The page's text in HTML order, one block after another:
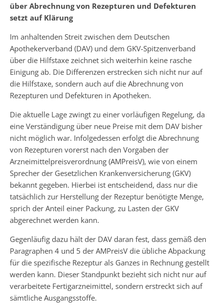
über Abrechnung von Rezepturen und Defekturen
setzt auf Klärung
Im anhaltenden Streit zwischen dem Deutschen
Apothekerverband (DAV) und dem GKV-Spitzenverband
über die Hilfstaxe zeichnet sich weiterhin keine rasche
Einigung ab. Die Differenzen erstrecken sich nicht nur auf
die Hilfstaxe, sondern auch auf die Abrechnung von
Rezepturen und Defekturen in Apotheken.
Die aktuelle Lage zwingt zu einer vorläufigen Regelung, da
eine Verständigung über neue Preise mit dem DAV bisher
nicht möglich war. Infolgedessen erfolgt die Abrechnung
von Rezepturen vorerst nach den Vorgaben der
Arzneimittelpreisverordnung (AMPreisV), wie von einem
Sprecher der Gesetzlichen Krankenversicherung (GKV)
bekannt gegeben. Hierbei ist entscheidend, dass nur die
tatsächlich zur Herstellung der Rezeptur benötigte Menge,
sprich der Anteil einer Packung, zu Lasten der GKV
abgerechnet werden kann.
Gegenläufig dazu hält der DAV daran fest, dass gemäß den
Paragraphen 4 und 5 der AMPreisV die übliche Abpackung
für die spezifische Rezeptur als Ganzes in Rechnung gestellt
werden kann. Dieser Standpunkt bezieht sich nicht nur auf
verarbeitete Fertigarzneimittel, sondern erstreckt sich auf
sämtliche Ausgangsstoffe.